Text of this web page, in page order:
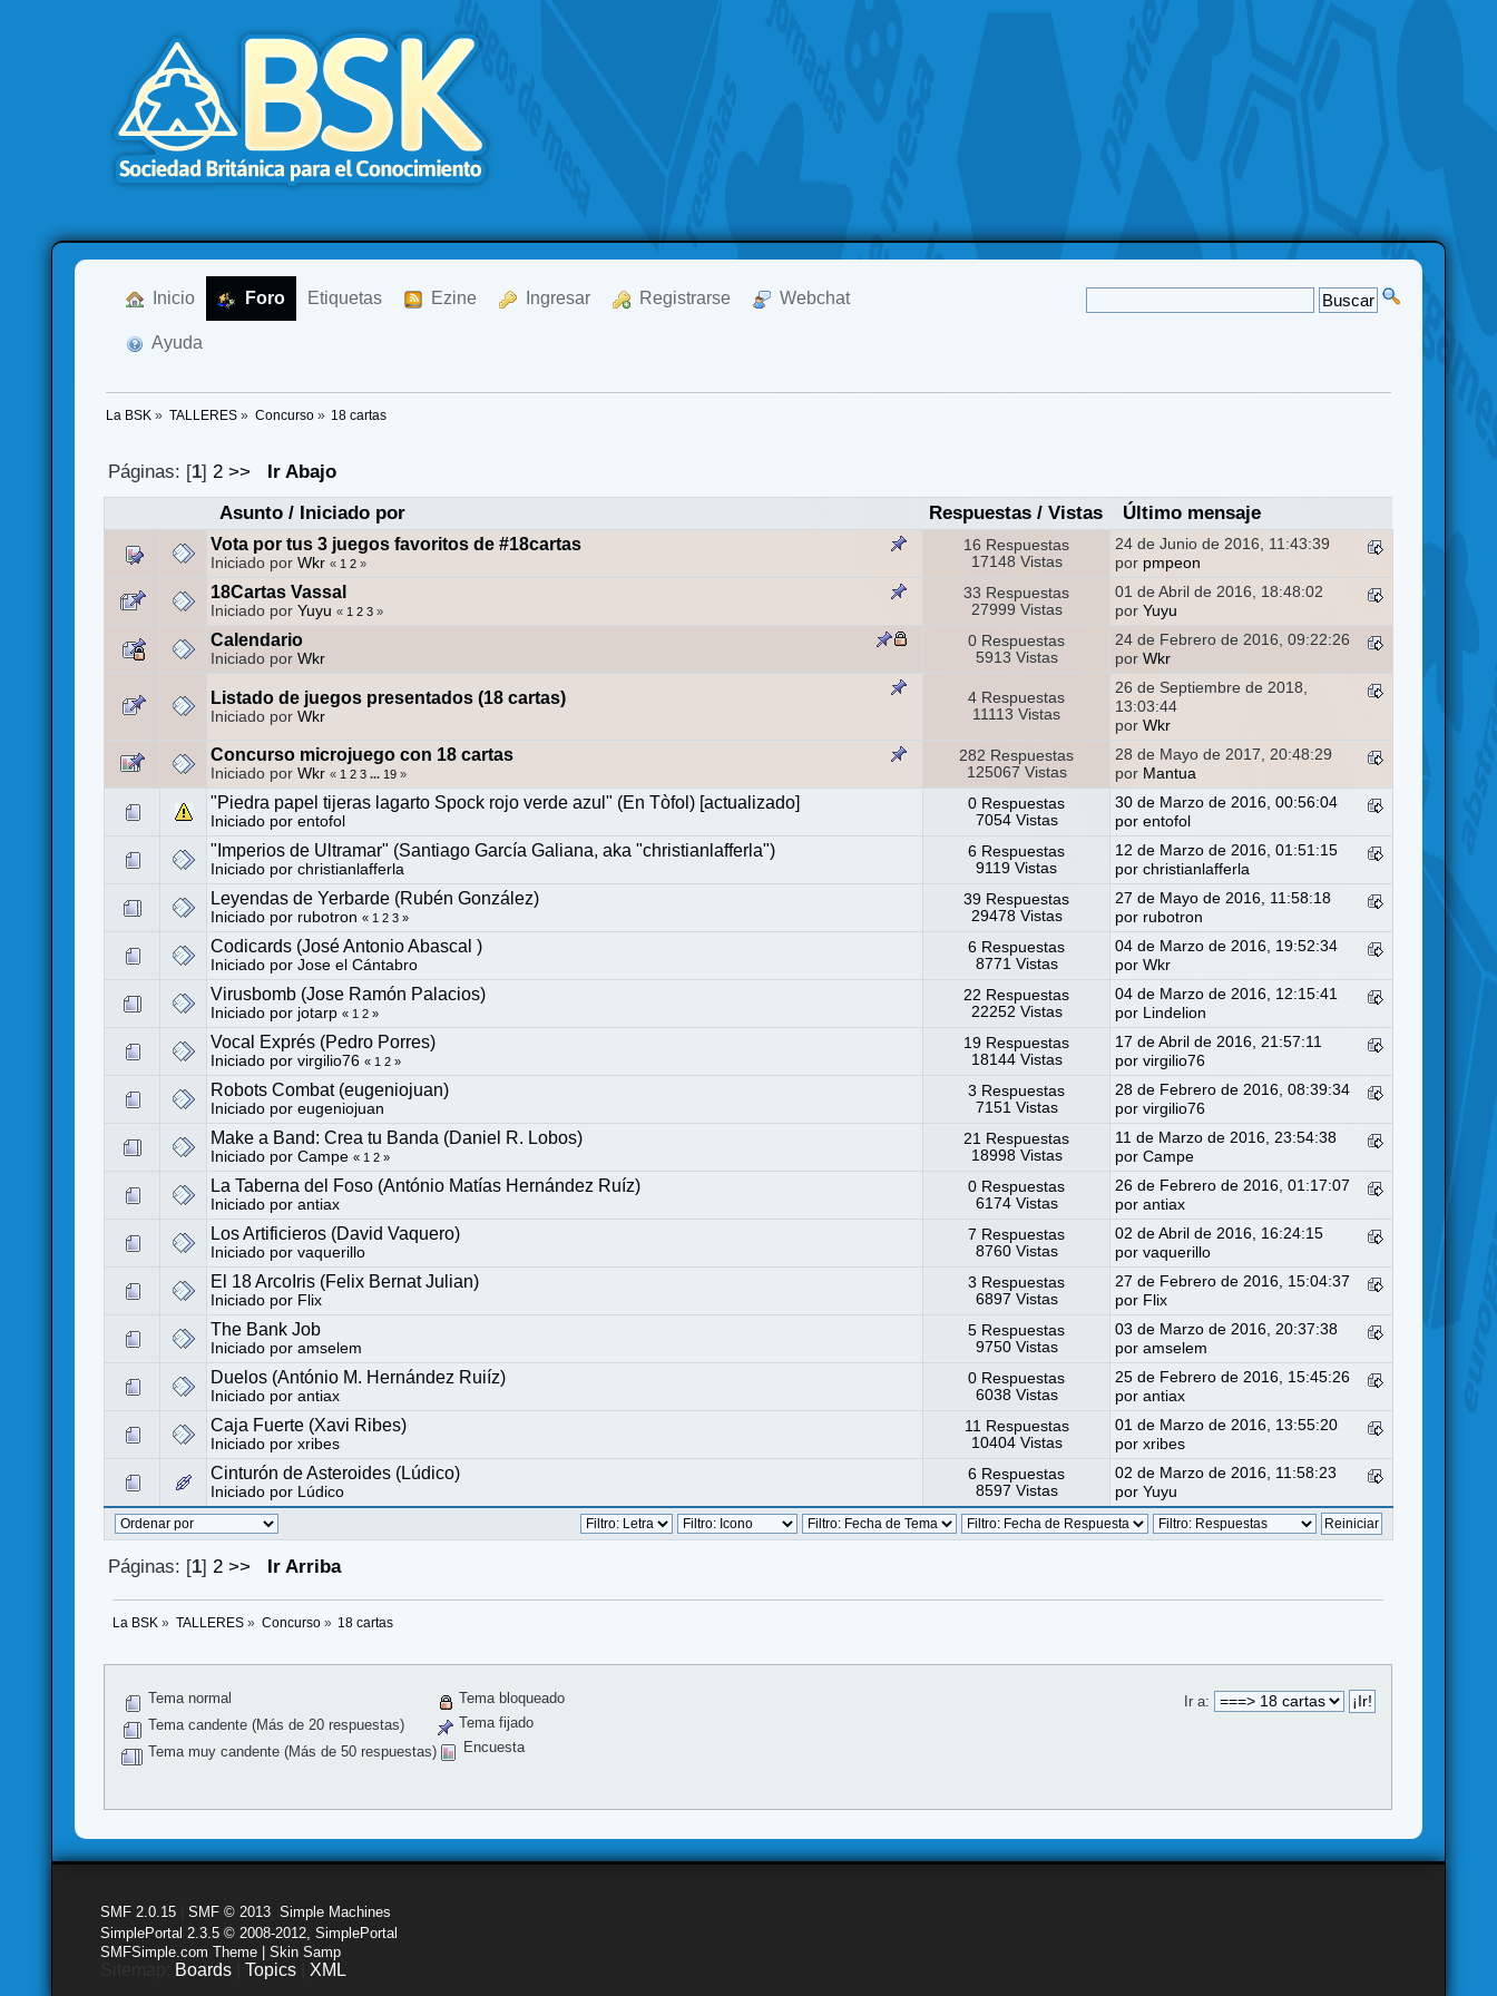
Inicio Foro Etiquetas Ezine Ingresar Registrarse Webchat
Ayuda
La BSK » TALLERES» Concurso» 18 cartas
Páginas: [1] 2 >>
Ir Abajo
Asunto/ Iniciado por Respuestas /Vistas Último mensaje
Vota por tus 3 juegos favoritos de #18cartas
Iniciado porWkr « 1 2 »
16 Respuestas
17148 Vistas
24 de Junio de 2016, 11:43:39
por pmpeon
18Cartas Vassal
Iniciado porYuyu « 1 2 3 »
33 Respuestas
27999 Vistas
01 de Abril de 2016, 18:48:02
porYuyu
Calendario
Iniciado porWkr
0 Respuestas
5913 Vistas
24 de Febrero de 2016, 09:22:26
porWkr
Listado de juegos presentados (18 cartas)
Iniciado porWkr
4 Respuestas
11113 Vistas
26 de Septiembre de 2018,
13:03:44
porWkr
Concurso microjuego con 18 cartas
Iniciado porWkr « 1 2 3 ... 19 »
282 Respuestas
125067 Vistas
28 de Mayo de 2017, 20:48:29
por Mantua
"Piedra papel tijeras lagarto Spock rojo verde azul" (En Tòfol) [actualizado]
Iniciado porentofol
0 Respuestas
7054 Vistas
30 de Marzo de 2016, 00:56:04
porentofol
"Imperios de Ultramar" (Santiago García Galiana, aka "christianlafferla")
Iniciado porchristianlafferla
6 Respuestas
9119 Vistas
12 de Marzo de 2016, 01:51:15
porchristianlafferla
Leyendas de Yerbarde (Rubén González)
Iniciado por rubotron « 1 2 3 »
39 Respuestas
29478 Vistas
27 de Mayo de 2016, 11:58:18
por rubotron
Codicards (José Antonio Abascal )
Iniciado porJose el Cántabro
6 Respuestas
8771 Vistas
04 de Marzo de 2016, 19:52:34
porWkr
Virusbomb (Jose Ramón Palacios)
Iniciado por jotarp « 1 2 »
22 Respuestas
22252 Vistas
04 de Marzo de 2016, 12:15:41
por
Lindelion
Vocal Exprés (Pedro Porres)
Iniciado porvirgilio76 « 1 2 »
19 Respuestas
18144 Vistas
17 de Abril de 2016, 21:57:11
porvirgilio76
Robots Combat (eugeniojuan)
Iniciado poreugeniojuan
3 Respuestas
7151 Vistas
28 de Febrero de 2016, 08:39:34
porvirgilio76
Make a Band: Crea tu Banda (Daniel R. Lobos)
Iniciado porCampe « 1 2 »
21 Respuestas
18998 Vistas
11 de Marzo de 2016, 23:54:38
porCampe
La Taberna del Foso (António Matías Hernández Ruíz)
Iniciado porantiax
0 Respuestas
6174 Vistas
26 de Febrero de 2016, 01:17:07
porantiax
Los Artificieros (David Vaquero)
Iniciado porvaquerillo
7 Respuestas
8760 Vistas
02 de Abril de 2016, 16:24:15
porvaquerillo
El 18 ArcoIris (Felix Bernat Julian)
Iniciado por Flix
3 Respuestas
6897 Vistas
27 de Febrero de 2016, 15:04:37
por Flix
The Bank Job
Iniciado poramselem
5 Respuestas
9750 Vistas
03 de Marzo de 2016, 20:37:38
poramselem
Duelos (António M. Hernández Ruiíz)
Iniciado porantiax
0 Respuestas
6038 Vistas
25 de Febrero de 2016, 15:45:26
porantiax
Caja Fuerte (Xavi Ribes)
Iniciado porxribes
11 Respuestas
10404 Vistas
01 de Marzo de 2016, 13:55:20
porxribes
Cinturón de Asteroides (Lúdico)
Iniciado por Lúdico
6 Respuestas
8597 Vistas
02 de Marzo de 2016, 11:58:23
porYuyu
Páginas: [1] 2 >> Ir Arriba
La BSK » TALLERES» Concurso» 18 cartas
Ir a:
Tema normal
Tema candente (Más de 20 respuestas)
Tema muy candente (Más de 50 respuestas)
Tema bloqueado
Tema fijado
Encuesta
SMF 2.0.15 |SMF © 2013 ,Simple Machines
SimplePortal 2.3.5 © 2008-2012, SimplePortal
SMFSimple.com Theme | Skin Samp
Boards |Topics XML